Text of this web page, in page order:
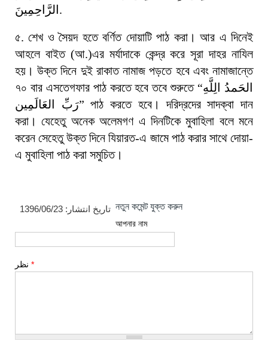
الرَّاحِمِينَ .
৫. শেখ ও সৈয়দ হতে বর্ণিত দোয়াটি পাঠ করা। আর এ দিনেই
আহলে বাইত (আ.)এর মর্যাদাকে কেন্দ্র করে সূরা দাহর নাযিল
হয়। উক্ত দিনে দুই রাকাত নামাজ পড়তে হবে এবং নামাজান্তে
৭০ বার এসতেগফার পাঠ করতে হবে তবে শুরুতে “ الحَمدُ
الِلَّهِ
رَبِّ
العَالَمِين‏ ” পাঠ করতে হবে। দরিদ্রদের সাদক্বা দান
করা। যেহেতু অনেক অলেমগণ এ দিনটিকে মুবাহিলা বলে মনে
করেন সেহেতু উক্ত দিনে যিয়ারত-এ জামে পাঠ করার সাথে দোয়া-
এ মুবাহিলা পাঠ করা সমুচিত।
تاریخ انتشار: 1396/06/23 নতুন কমেন্ট যুক্ত করুন
আপনার নাম
*